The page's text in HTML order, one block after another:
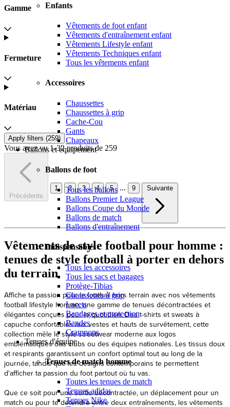
Enfants
Vêtements de foot enfant
Vêtements d'entraînement enfant
Vêtements Lifestyle enfant
Vêtements Techniques enfant
Tous les vêtements enfant
Accessoires
Chaussettes
Chaussettes à grip
Cache-Cou
Gants
Chapeaux
Ballons et équipement
Ballons de foot
Tous les ballons
Ballons Premier League
Ballons Coupe du Monde
Ballons de match
Ballons d'entraînement
Indispensables
Tous les accessoires
Tous les sacs et bagages
Protège-Tibias
Chaussettes à grip
Lacets
Bandages et protection
Bandes
Crampons
Tenues d'équipe
Tenues de match homme
Toutes les tenues de match
Tenues adidas
Tenues Nike
Gamme
Fermeture
Matériau
Apply filters (259)
Vous avez vu 1-32 produits de 259
Précédente
1 2 3 4 5 ... 9 Suivante
Vêtements de style football pour homme :
tenues de style football à porter en dehors
du terrain
Affiche ta passion pour le football hors terrain avec nos vêtements
football lifestyle homme, une gamme de tenues décontractées et
élégantes conçues pour le quotidien. Des t-shirts et sweats à
capuche confortables aux vestes et hauts de survêtement, cette
collection mêle le style streetwear moderne aux logos
emblématiques des clubs ou des équipes nationales. Les tissus doux
et respirants garantissent un confort optimal tout au long de la
journée, tandis que les designs contemporains te permettent
d'afficher ta passion du foot partout où tu vas.
Que ce soit pour une sortie décontractée, un déplacement pour un
match ou pour te détendre entre deux entraînements, les vêtements